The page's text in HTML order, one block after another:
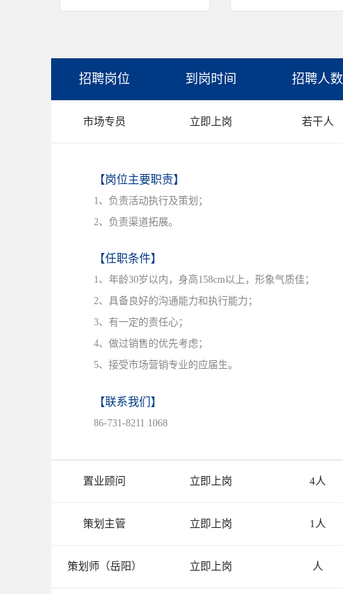
招聘岗位 到岗时间 招聘人数
市场专员 立即上岗 若干人
【岗位主要职责】
1、负责活动执行及策划；
2、负责渠道拓展。
【任职条件】
1、年龄30岁以内，身高158cm以上，形象气质佳；
2、具备良好的沟通能力和执行能力；
3、有一定的责任心；
4、做过销售的优先考虑；
5、接受市场营销专业的应届生。
【联系我们】
86-731-8211 1068
置业顾问 立即上岗 4人
策划主管 立即上岗 1人
策划师（岳阳） 立即上岗 人